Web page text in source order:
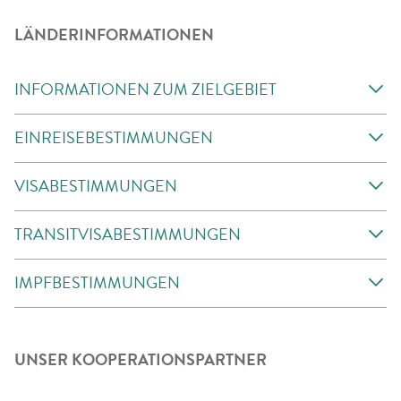
LÄNDERINFORMATIONEN
INFORMATIONEN ZUM ZIELGEBIET
EINREISEBESTIMMUNGEN
VISABESTIMMUNGEN
TRANSITVISABESTIMMUNGEN
IMPFBESTIMMUNGEN
UNSER KOOPERATIONSPARTNER